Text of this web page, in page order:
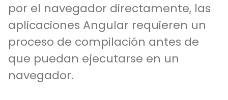
por el navegador directamente, las
aplicaciones Angular requieren un
proceso de compilación antes de
que puedan ejecutarse en un
navegador.